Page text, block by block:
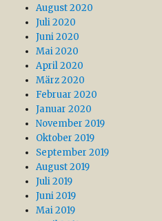
August 2020
Juli 2020
Juni 2020
Mai 2020
April 2020
März 2020
Februar 2020
Januar 2020
November 2019
Oktober 2019
September 2019
August 2019
Juli 2019
Juni 2019
Mai 2019